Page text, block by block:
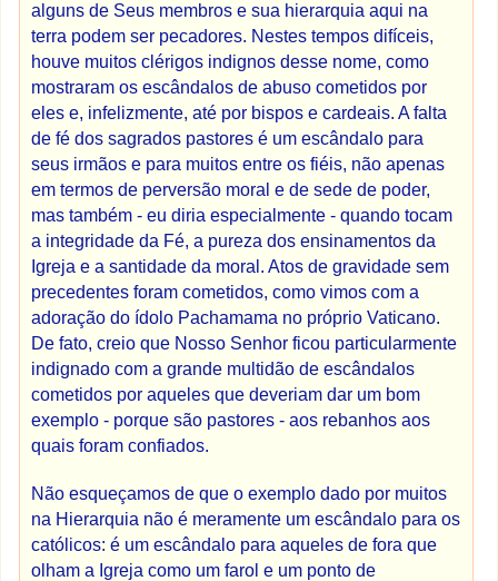
alguns de Seus membros e sua hierarquia aqui na
terra podem ser pecadores. Nestes tempos difíceis,
houve muitos clérigos indignos desse nome, como
mostraram os escândalos de abuso cometidos por
eles e, infelizmente, até por bispos e cardeais. A falta
de fé dos sagrados pastores é um escândalo para
seus irmãos e para muitos entre os fiéis, não apenas
em termos de perversão moral e de sede de poder,
mas também - eu diria especialmente - quando tocam
a integridade da Fé, a pureza dos ensinamentos da
Igreja e a santidade da moral. Atos de gravidade sem
precedentes foram cometidos, como vimos com a
adoração do ídolo Pachamama no próprio Vaticano.
De fato, creio que Nosso Senhor ficou particularmente
indignado com a grande multidão de escândalos
cometidos por aqueles que deveriam dar um bom
exemplo - porque são pastores - aos rebanhos aos
quais foram confiados.
Não esqueçamos de que o exemplo dado por muitos
na Hierarquia não é meramente um escândalo para os
católicos: é um escândalo para aqueles de fora que
olham a Igreja como um farol e um ponto de